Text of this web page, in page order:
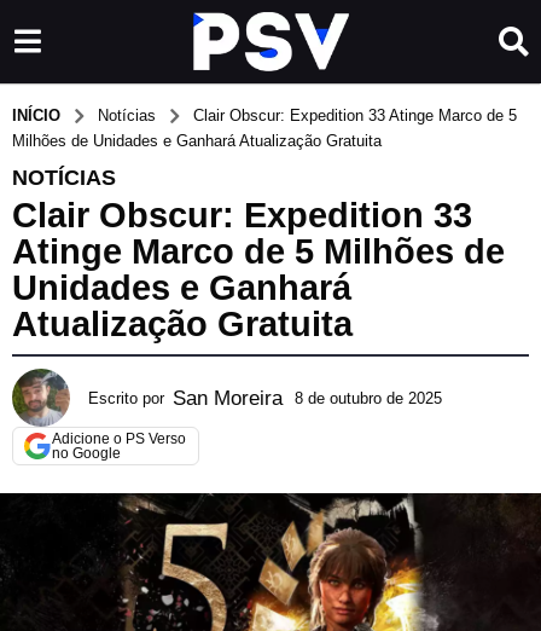
INÍCIO Notícias
Clair Obscur: Expedition 33 Atinge Marco de 5
Milhões de Unidades e Ganhará Atualização Gratuita
NOTÍCIAS
Clair Obscur: Expedition 33
Atinge Marco de 5 Milhões de
Unidades e Ganhará
Atualização Gratuita
Escrito por San Moreira 8 de outubro de 2025
u
r
Adicione o PS Verso
no Google